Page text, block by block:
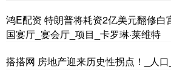
鸿E配资 特朗普将耗资2亿美元翻修白
国宴厅_宴会厅_项目_卡罗琳·莱维特
搭搭网 房地产迎来历史性拐点！_人